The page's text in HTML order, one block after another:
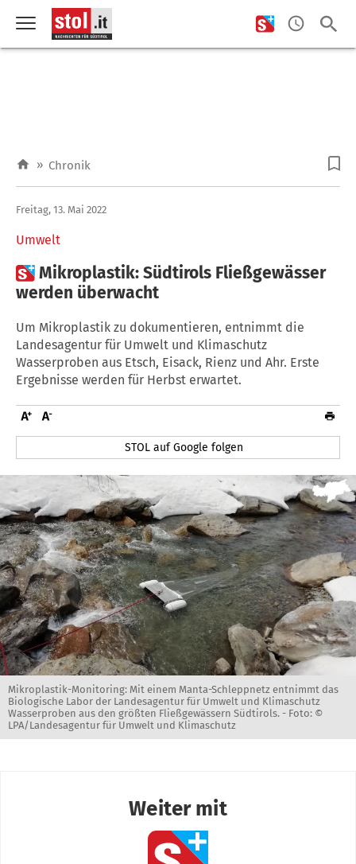
» Chronik
Umwelt
Freitag, 13. Mai 2022
Mikroplastik: Südtirols Fließgewässer
werden überwacht
Um Mikroplastik zu dokumentieren, entnimmt die
Landesagentur für Umwelt und Klimaschutz
Wasserproben aus Etsch, Eisack, Rienz und Ahr. Erste
Ergebnisse werden für Herbst erwartet.
STOL auf Google folgen
Mikroplastik-Monitoring: Mit einem Manta-Schleppnetz entnimmt das
Biologische Labor der Landesagentur für Umwelt und Klimaschutz
Wasserproben aus den größten Fließgewässern Südtirols. - Foto: ©
LPA/Landesagentur für Umwelt und Klimaschutz